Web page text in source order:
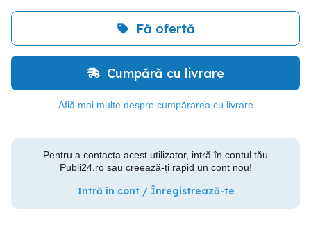
Fă ofertă
Cumpără cu livrare
Află mai multe despre cumpărarea cu livrare
Pentru a contacta acest utilizator, intră în contul tău
Publi24.ro sau creează-ți rapid un cont nou!
Intră în cont / Înregistrează-te